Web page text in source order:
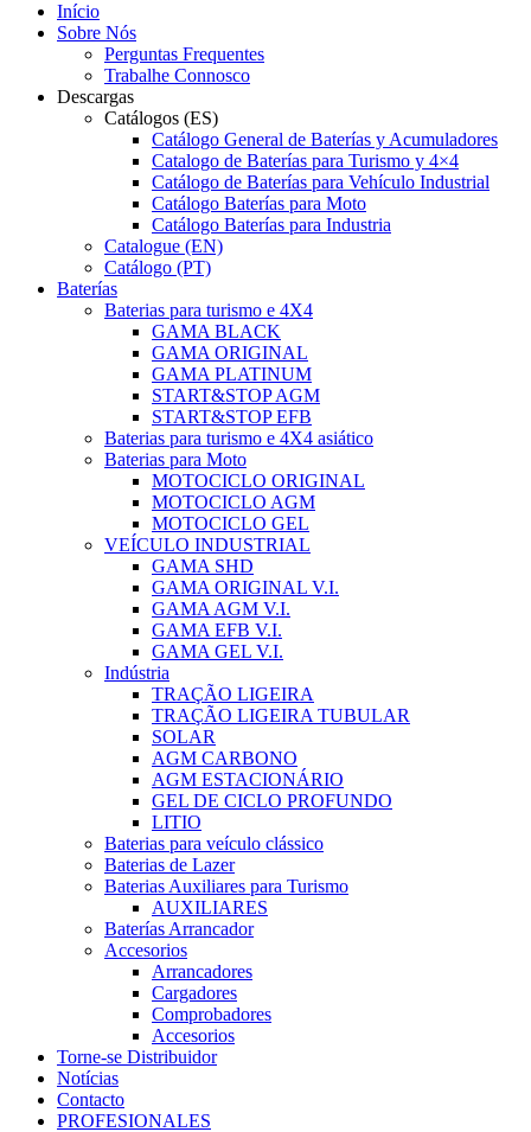
Início
Sobre Nós
Perguntas Frequentes
Trabalhe Connosco
Descargas
Catálogos (ES)
Catálogo General de Baterías y Acumuladores
Catalogo de Baterías para Turismo y 4×4
Catálogo de Baterías para Vehículo Industrial
Catálogo Baterías para Moto
Catálogo Baterías para Industria
Catalogue (EN)
Catálogo (PT)
Baterías
Baterias para turismo e 4X4
GAMA BLACK
GAMA ORIGINAL
GAMA PLATINUM
START&STOP AGM
START&STOP EFB
Baterias para turismo e 4X4 asiático
Baterias para Moto
MOTOCICLO ORIGINAL
MOTOCICLO AGM
MOTOCICLO GEL
VEÍCULO INDUSTRIAL
GAMA SHD
GAMA ORIGINAL V.I.
GAMA AGM V.I.
GAMA EFB V.I.
GAMA GEL V.I.
Indústria
TRAÇÃO LIGEIRA
TRAÇÃO LIGEIRA TUBULAR
SOLAR
AGM CARBONO
AGM ESTACIONÁRIO
GEL DE CICLO PROFUNDO
LITIO
Baterias para veículo clássico
Baterias de Lazer
Baterias Auxiliares para Turismo
AUXILIARES
Baterías Arrancador
Accesorios
Arrancadores
Cargadores
Comprobadores
Accesorios
Torne-se Distribuidor
Notícias
Contacto
PROFESIONALES